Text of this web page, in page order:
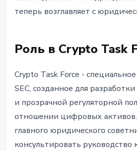
теперь возглавляет с
Роль в Crypto Task
Crypto Task Force -
SEC, созданное для
и прозрачной регуляторной
отношении цифровых
главного юридического
консультировать руководство